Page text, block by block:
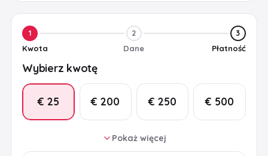
1
Kwota
2
Dane
3
Płatność
Wybierz kwotę
€ 25 € 200 € 250 € 500
€ 75 € 100
Pokaż więcej